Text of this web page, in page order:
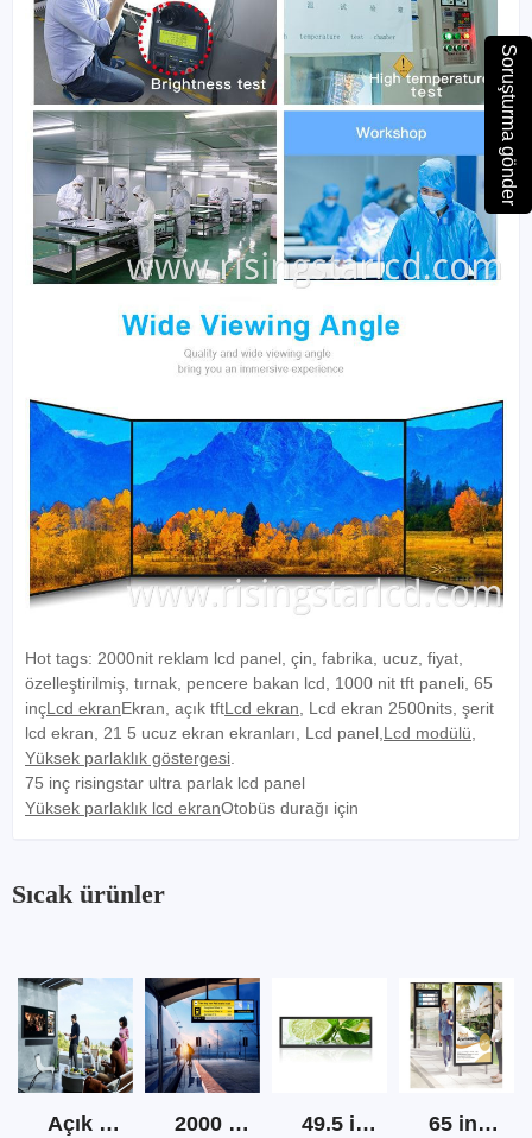
Soruşturma gönder
Hot tags: 2000nit reklam lcd panel, çin, fabrika, ucuz, fiyat,
özelleştirilmiş, tırnak, pencere bakan lcd, 1000 nit tft paneli, 65
inçLcd ekranEkran, açık tftLcd ekran, Lcd ekran 2500nits, şerit
lcd ekran, 21 5 ucuz ekran ekranları, Lcd panel,Lcd modülü,
Yüksek parlaklık göstergesi.
75 inç risingstar ultra parlak lcd panel
Yüksek parlaklık lcd ekranOtobüs durağı için
Sıcak ürünler
Açık ekran tv yüksek parlaklık 2000 nits açık lcd şerit ekran 49.5 inç şerit lcd ekran 65 inç açık güneş ışığı okunabilir dijital tabela